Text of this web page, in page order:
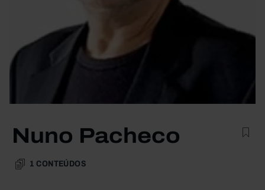
Nuno Pacheco
1 CONTEÚDOS